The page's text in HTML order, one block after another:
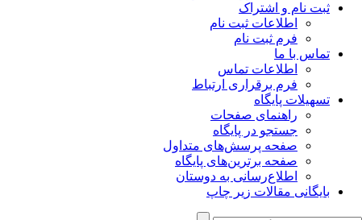
ثبت نام و اشتراک
اطلاعات ثبت نام
فرم ثبت نام
تماس با ما
اطلاعات تماس
فرم برقراری ارتباط
تسهیلات پایگاه
راهنمای صفحات
جستجو در پایگاه
صفحه پرسش‌های متداول
صفحه برترین‌های پایگاه
اطلاع‌رسانی به دوستان
بایگانی مقالات زیر چاپ